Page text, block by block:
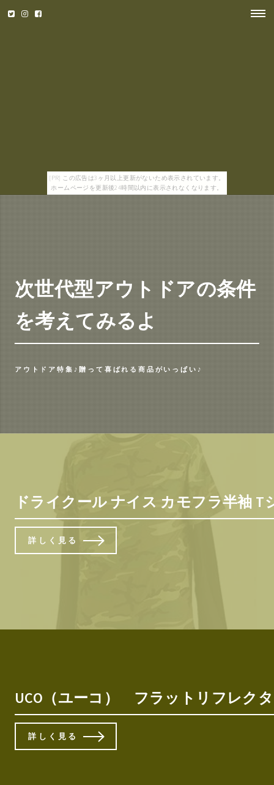
[PR] この広告は3ヶ月以上更新がないため表示されています。
ホームページを更新後24時間以内に表示されなくなります。
次世代型アウトドアの条件
を考えてみるよ
アウトドア特集♪贈って喜ばれる商品がいっぱい♪
ドライクール ナイス カモフラ半袖
詳しく見る
UCO（ユーコ） フラットリフレク
詳しく見る